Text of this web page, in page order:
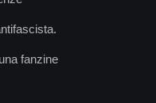
fanzine